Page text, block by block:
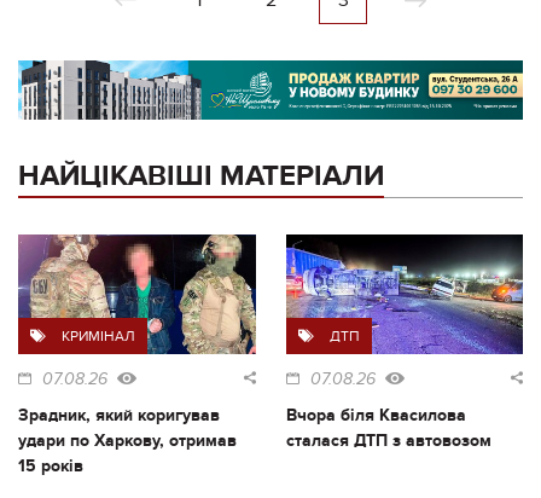
НАЙЦІКАВІШІ МАТЕРІАЛИ
КРИМІНАЛ
07.08.26
Зрадник, який коригував
удари по Харкову, отримав
15 років
ДТП
07.08.26
Вчора біля Квасилова
сталася ДТП з автовозом